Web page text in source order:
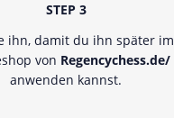
STEP 3
ihn, damit du ihn später im
von Regencychess.de/
anwenden kannst.